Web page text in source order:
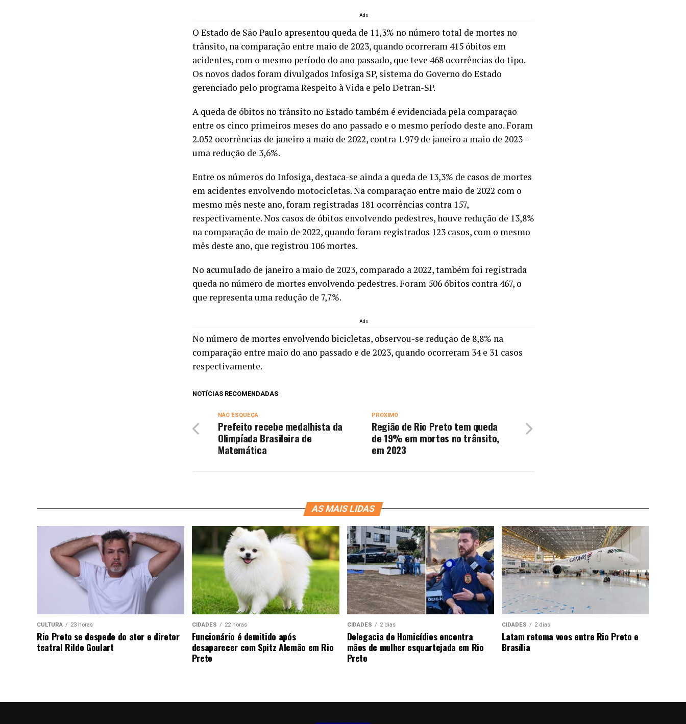
Ads
O Estado de São Paulo apresentou queda de 11,3% no número total de mortes no
trânsito, na comparação entre maio de 2023, quando ocorreram 415 óbitos em
acidentes, com o mesmo período do ano passado, que teve 468 ocorrências do tipo.
Os novos dados foram divulgados Infosiga SP, sistema do Governo do Estado
gerenciado pelo programa Respeito à Vida e pelo Detran-SP.
A queda de óbitos no trânsito no Estado também é evidenciada pela comparação
entre os cinco primeiros meses do ano passado e o mesmo período deste ano. Foram
2.052 ocorrências de janeiro a maio de 2022, contra 1.979 de janeiro a maio de 2023 –
uma redução de 3,6%.
Entre os números do Infosiga, destaca-se ainda a queda de 13,3% de casos de mortes
em acidentes envolvendo motocicletas. Na comparação entre maio de 2022 com o
mesmo mês neste ano, foram registradas 181 ocorrências contra 157,
respectivamente. Nos casos de óbitos envolvendo pedestres, houve redução de 13,8%
na comparação de maio de 2022, quando foram registrados 123 casos, com o mesmo
mês deste ano, que registrou 106 mortes.
No acumulado de janeiro a maio de 2023, comparado a 2022, também foi registrada
queda no número de mortes envolvendo pedestres. Foram 506 óbitos contra 467, o
que representa uma redução de 7,7%.
Ads
No número de mortes envolvendo bicicletas, observou-se redução de 8,8% na
comparação entre maio do ano passado e de 2023, quando ocorreram 34 e 31 casos
respectivamente.
NOTÍCIAS RECOMENDADAS
PRÓXIMO
Região de Rio Preto tem queda
de 19% em mortes no trânsito,
em 2023
NÃO ESQUEÇA
Prefeito recebe medalhista da
Olimpíada Brasileira de
Matemática
AS MAIS LIDAS
CULTURA 23 horas
Rio Preto se despede do ator e diretor
teatral Rildo Goulart
CIDADES 22 horas
Funcionário é demitido após
desaparecer com Spitz Alemão em Rio
Preto
CIDADES 2 dias
Delegacia de Homicídios encontra
mãos de mulher esquartejada em Rio
Preto
CIDADES 2 dias
Latam retoma voos entre Rio Preto e
Brasília